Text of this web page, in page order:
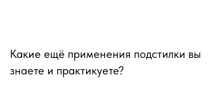
Какие ещё применения подстилки вы
знаете и практикуете?